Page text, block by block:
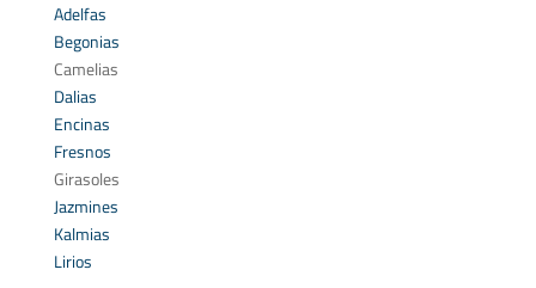
Adelfas
Begonias
Camelias
Dalias
Encinas
Fresnos
Girasoles
Jazmines
Kalmias
Lirios